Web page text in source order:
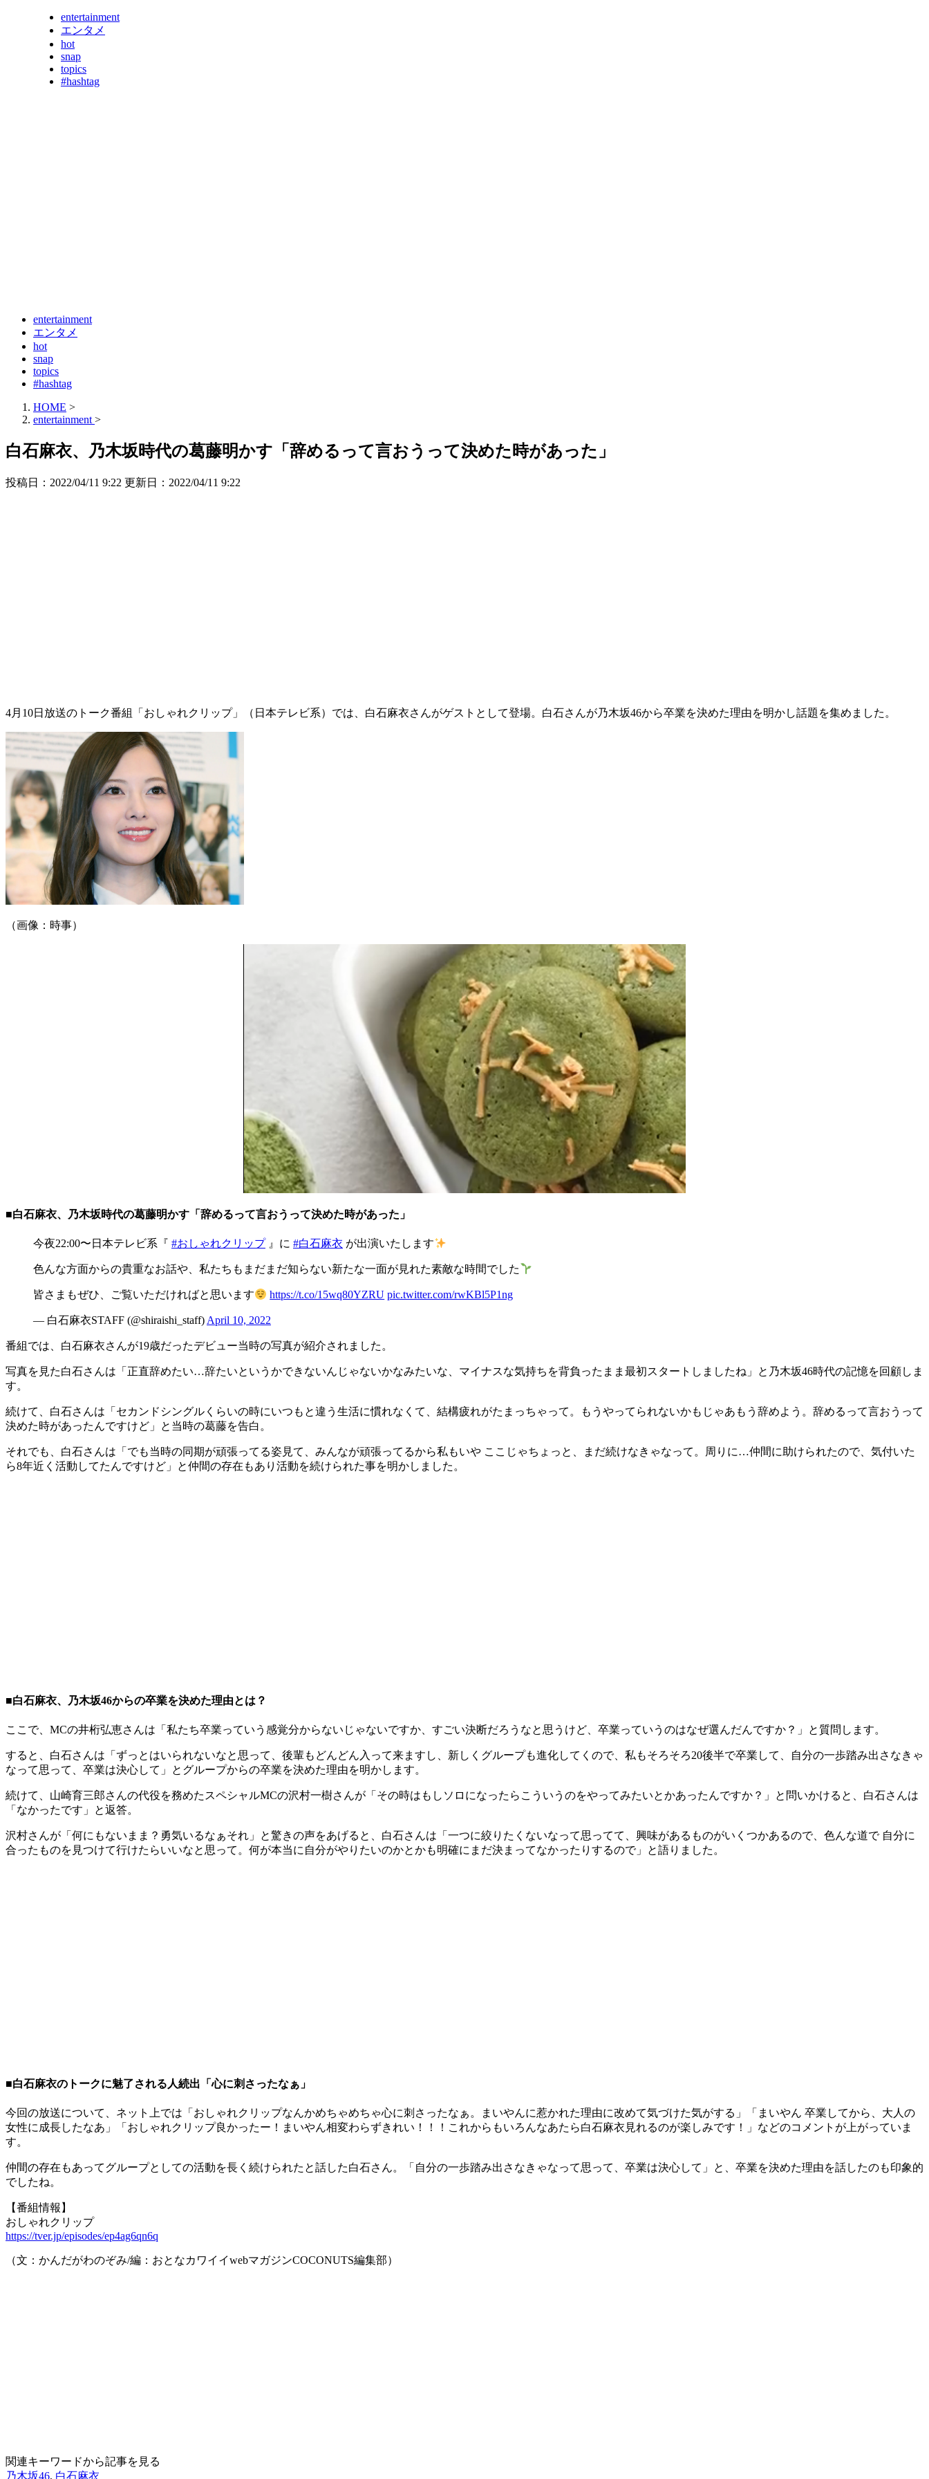
entertainment
エンタメ
hot
snap
topics
#hashtag
entertainment
エンタメ
hot
snap
topics
#hashtag
HOME >
entertainment >
白石麻衣、乃木坂時代の葛藤明かす「辞めるって言おうって決めた時があった」
投稿日：2022/04/11 9:22 更新日： 2022/04/11 9:22
4月10日放送のトーク番組「おしゃれクリップ」（日本テレビ系）では、白石麻衣さんがゲストとして登場。白石さんが乃木坂46から卒業を決めた理由を明かし話題を集めました。
（画像：時事）
■白石麻衣、乃木坂時代の葛藤明かす「辞めるって言おうって決めた時があった」
今夜22:00〜日本テレビ系『 #おしゃれクリップ』に #白石麻衣 が出演いたします
色んな方面からの貴重なお話や、私たちもまだまだ知らない新たな一面が見れた素敵な時間でした
皆さまもぜひ、ご覧いただければと思います https://t.co/15wq80YZRU pic.twitter.com/rwKBl5P1ng
— 白石麻衣STAFF (@shiraishi_staff) April 10, 2022
番組では、白石麻衣さんが19歳だったデビュー当時の写真が紹介されました。
写真を見た白石さんは「正直辞めたい…辞たいというかできないんじゃないかなみたいな、マイナスな気持ちを背負ったまま最初スタートしましたね」と乃木坂46時代の記憶を回顧しま
す。
続けて、白石さんは「セカンドシングルくらいの時にいつもと違う生活に慣れなくて、結構疲れがたまっちゃって。もうやってられないかもじゃあもう辞めよう。辞めるって言おうって
決めた時があったんですけど」と当時の葛藤を告白。
それでも、白石さんは「でも当時の同期が頑張ってる姿見て、みんなが頑張ってるから私もいや ここじゃちょっと、まだ続けなきゃなって。周りに…仲間に助けられたので、気付いた
ら8年近く活動してたんですけど」と仲間の存在もあり活動を続けられた事を明かしました。
■白石麻衣、乃木坂46からの卒業を決めた理由とは？
ここで、MCの井桁弘恵さんは「私たち卒業っていう感覚分からないじゃないですか、すごい決断だろうなと思うけど、卒業っていうのはなぜ選んだんですか？」と質問します。
すると、白石さんは「ずっとはいられないなと思って、後輩もどんどん入って来ますし、新しくグループも進化してくので、私もそろそろ20後半で卒業して、自分の一歩踏み出さなきゃ
なって思って、卒業は決心して」とグループからの卒業を決めた理由を明かします。
続けて、山崎育三郎さんの代役を務めたスペシャルMCの沢村一樹さんが「その時はもしソロになったらこういうのをやってみたいとかあったんですか？」と問いかけると、白石さんは
「なかったです」と返答。
沢村さんが「何にもないまま？勇気いるなぁそれ」と驚きの声をあげると、白石さんは「一つに絞りたくないなって思ってて、興味があるものがいくつかあるので、色んな道で 自分に
合ったものを見つけて行けたらいいなと思って。何が本当に自分がやりたいのかとかも明確にまだ決まってなかったりするので」と語りました。
■白石麻衣のトークに魅了される人続出「心に刺さったなぁ」
今回の放送について、ネット上では「おしゃれクリップなんかめちゃめちゃ心に刺さったなぁ。まいやんに惹かれた理由に改めて気づけた気がする」「まいやん 卒業してから、大人の
女性に成長したなあ」「おしゃれクリップ良かったー！まいやん相変わらずきれい！！！これからもいろんなあたら白石麻衣見れるのが楽しみです！」などのコメントが上がっていま
す。
仲間の存在もあってグループとしての活動を長く続けられたと話した白石さん。「自分の一歩踏み出さなきゃなって思って、卒業は決心して」と、卒業を決めた理由を話したのも印象的
でしたね。
【番組情報】
おしゃれクリップ
https://tver.jp/episodes/ep4ag6qn6q
（文：かんだがわのぞみ/編：おとなカワイイwebマガジンCOCONUTS編集部）
関連キーワードから記事を見る
乃木坂46, 白石麻衣